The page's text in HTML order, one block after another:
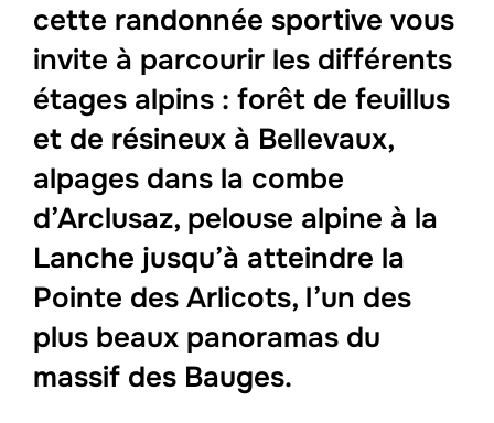
cette randonnée sportive vous
invite à parcourir les différents
étages alpins : forêt de feuillus
et de résineux à Bellevaux,
alpages dans la combe
d’Arclusaz, pelouse alpine à la
Lanche jusqu’à atteindre la
Pointe des Arlicots, l’un des
plus beaux panoramas du
massif des Bauges.